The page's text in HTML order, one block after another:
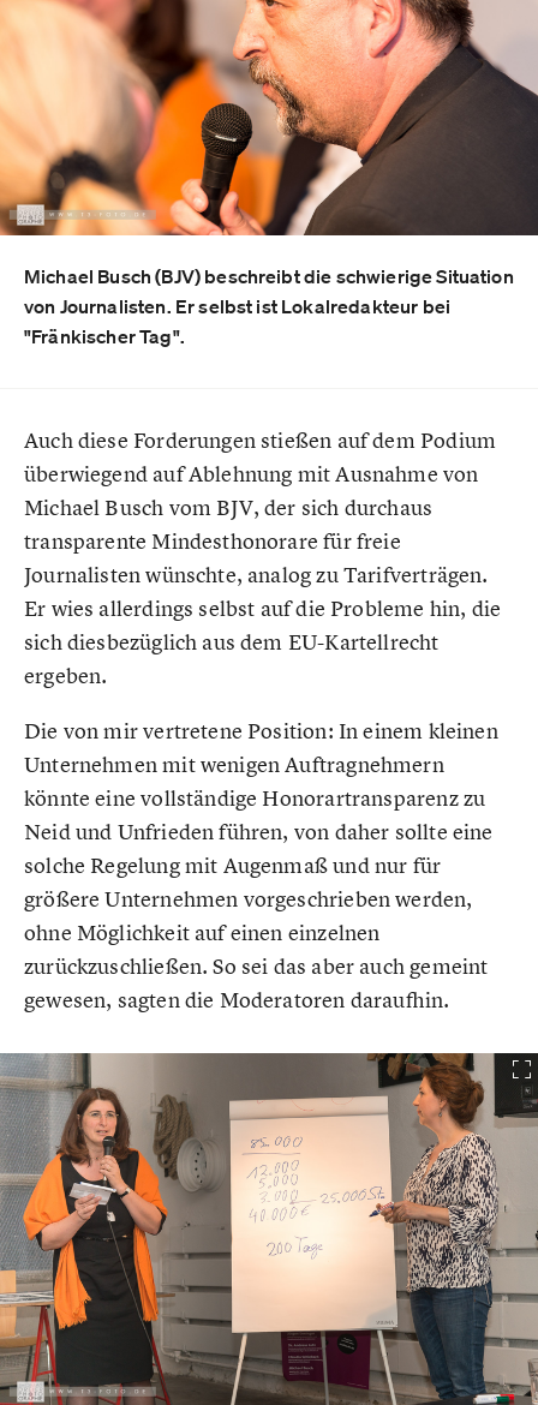
Michael Busch (BJV) beschreibt die schwierige Situation
von Journalisten. Er selbst ist Lokalredakteur bei
"Fränkischer Tag".
Auch diese Forderungen stießen auf dem Podium
überwiegend auf Ablehnung mit Ausnahme von
Michael Busch vom BJV, der sich durchaus
transparente Mindesthonorare für freie
Journalisten wünschte, analog zu Tarifverträgen.
Er wies allerdings selbst auf die Probleme hin, die
sich diesbezüglich aus dem EU-Kartellrecht
ergeben.
Die von mir vertretene Position: In einem kleinen
Unternehmen mit wenigen Auftragnehmern
könnte eine vollständige Honorartransparenz zu
Neid und Unfrieden führen, von daher sollte eine
solche Regelung mit Augenmaß und nur für
größere Unternehmen vorgeschrieben werden,
ohne Möglichkeit auf einen einzelnen
zurückzuschließen. So sei das aber auch gemeint
gewesen, sagten die Moderatoren daraufhin.